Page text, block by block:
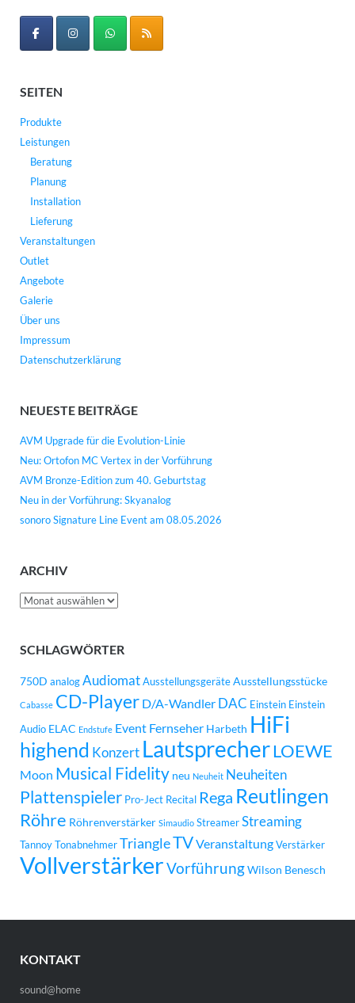
SEITEN
Produkte
Leistungen
Beratung
Planung
Installation
Lieferung
Veranstaltungen
Outlet
Angebote
Galerie
Über uns
Impressum
Datenschutzerklärung
NEUESTE BEITRÄGE
AVM Upgrade für die Evolution-Linie
Neu: Ortofon MC Vertex in der Vorführung
AVM Bronze-Edition zum 40. Geburtstag
Neu in der Vorführung: Skyanalog
sonoro Signature Line Event am 08.05.2026
ARCHIV
Archiv
SCHLAGWÖRTER
750D analog Audiomat Ausstellungsgeräte Ausstellungsstücke
Cabasse CD-Player D/A-Wandler DAC Einstein Einstein
Audio ELAC Endstufe Event Fernseher Harbeth HiFi
highend Konzert LautsprecherLOEWE
Moon Musical Fidelity neu Neuheit Neuheiten
Plattenspieler Pro-Ject Recital Rega Reutlingen
Röhre Röhrenverstärker Simaudio Streamer Streaming
Tannoy Tonabnehmer TriangleTVVeranstaltung Verstärker
VollverstärkerVorführungWilson Benesch
KONTAKT
sound@home